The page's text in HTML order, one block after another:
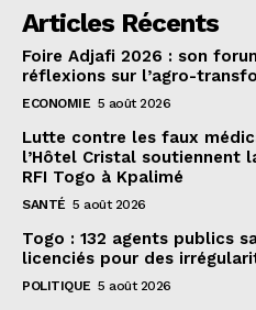
Articles Récents
Foire Adjafi 2026 : son
réflexions sur l’agro-
ECONOMIE 5 août 2026
Lutte contre les faux
l’Hôtel Cristal soutiennent
RFI Togo à Kpalimé
SANTÉ 5 août 2026
Togo : 132 agents publics
licenciés pour des
POLITIQUE 5 août 2026